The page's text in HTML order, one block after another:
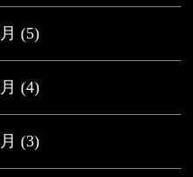
(5)
(4)
(3)